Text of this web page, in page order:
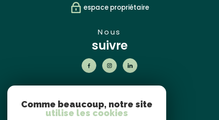
espace propriétaire
nous
suivre
partenaires
Comme beaucoup, notre site
utilise les cookies